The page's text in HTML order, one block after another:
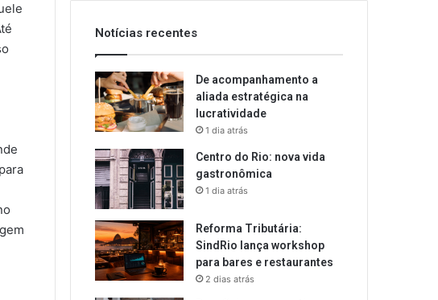
Notícias recentes
De acompanhamento a
aliada estratégica na
lucratividade
1 dia atrás
Centro do Rio: nova vida
gastronômica
1 dia atrás
Reforma Tributária:
SindRio lança workshop
para bares e restaurantes
2 dias atrás